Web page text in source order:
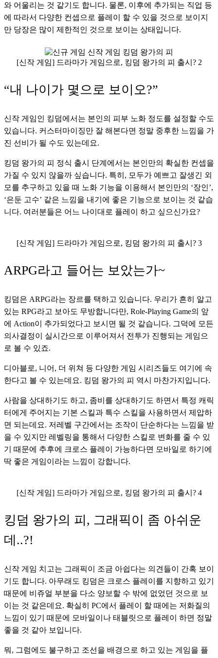
와 어울리는 것 같기도 합니다. 물론, 이후에 추가되는 직업 등
에 따라서 다양한 컨셉으로 플레이 할 수 있을 것으로 보이지
만 당장은 많이 제한적인 것으로 보이는 상태입니다.
[신작 게임] 드라마가 게임으로, 킹덤 왕가의 피 출시? 2
“내 나이가 몇으로 보이오?”
신작 게임인 킹덤에서는 본인의 피부 노화 정도를 설정할 수도
있습니다. 커스터마이징만 잘 해본다면 정말 중후한 느낌을 가
진 선비가 될 수도 있는데요.
킹덤 왕가의 피 정식 출시 단계에서는 본인만의 확실한 컨셉을
가질 수 있지 않을까 싶습니다. 특히, 모두가 예쁘고 잘생긴 외
모를 추구하고 있을 때 노화 기능을 이용해서 본인만의 ‘장인’,
‘은둔 고수’ 같은 느낌을 내기에 좋은 기능으로 보이는 것 같습
니다. 여러분들은 어느 나이대로 플레이 하고 싶으신가요?
[신작 게임] 드라마가 게임으로, 킹덤 왕가의 피 출시? 3
ARPG라고 들어는 보았는가~
킹덤은 ARPG라는 장르를 택하고 있습니다. 우리가 흔히 알고
있는 RPG라고 보아도 무방합니다만, Role-Playing Game의 앞
에 Action이 추가되었다고 보시면 될 것 같습니다. 그덕에 모든
의사결정이 실시간으로 이루어져서 전투가 진행되는 게임으
로 볼 수 있죠.
디아블로, 니어, 더 위쳐 등 다양한 게임 시리즈들도 여기에 속
한다고 볼 수 있는데요. 킹덤 왕가의 피 역시 마찬가지입니다.
사람을 상대하기도 하고, 좀비를 상대하기도 하면서 특정 캐릭
터에게 주어지는 기본 스킬과 특수 스킬을 사용하면서 제압하
면 되는데요. 저레벨 구간에서는 조작이 단순하다는 느낌을 받
을 수 있지만 레벨링을 통해서 다양한 스킬로 변화를 줄 수 있
기 때문에 추후에 크로스 플레이 가능하다면 모바일로 하기에
딱 좋은 게임이라는 느낌이 강합니다.
[신작 게임] 드라마가 게임으로, 킹덤 왕가의 피 출시? 4
킹덤 왕가의 피, 그래픽이 좀 아쉬운
데..?!
신작 게임 치고는 그래픽이 조금 아쉽다는 의견들이 간혹 보이
기도 합니다. 아무래도 킹덤은 크로스 플레이를 지향하고 있기
때문에 비쥬얼 부분을 다소 양보할 수 밖에 없었던 것으로 보
이는 것 같은데요. 확실히 PC에서 플레이 할 때에는 저화질의
느낌이 있기 때문에 모바일이나 태블릿으로 플레이 하면 정말
좋을 것 같아 보입니다.
뭐, 그럼에도 불구하고 조선을 배경으로 하고 있는 게임을 플